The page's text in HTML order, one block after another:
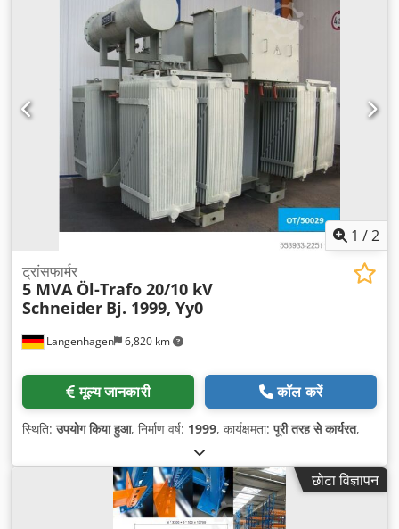
1 /2
Langenhagen 6,820 km
ट्रांसफार्मर
5 MVA Öl-Trafo 20/10 kV
Schneider Bj. 1999, Yy0
मूल्य जानकारी कॉल करें
स्थिति:उपयोग किया हुआ, निर्माण वर्ष: 1999, कार्यक्षमता:पूरी तरह से कार्यरत,
छोटा विज्ञापन